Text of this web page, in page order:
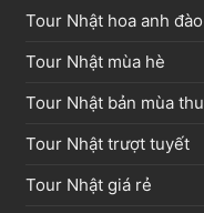
Tour Nhật hoa anh đào
Tour Nhật mùa hè
Tour Nhật bản mùa thu
Tour Nhật trượt tuyết
Tour Nhật giá rẻ